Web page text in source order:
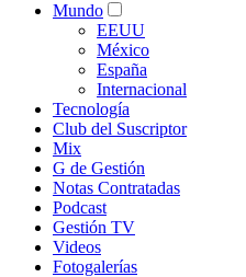
Mundo
EEUU
México
España
Internacional
Tecnología
Club del Suscriptor
Mix
G de Gestión
Notas Contratadas
Podcast
Gestión TV
Videos
Fotogalerías